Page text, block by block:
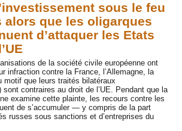
sous le feu
alors que les oligarques
d’attaquer les Etats
de la société civile européenne ont
infraction contre la France, l’Allemagne, la
motif que leurs traités bilatéraux
sont contraires au droit de l’UE. Pendant que la
examine cette plainte, les recours contre les
de s’accumuler — y compris de la part
russes sous sanctions et d’entreprises du